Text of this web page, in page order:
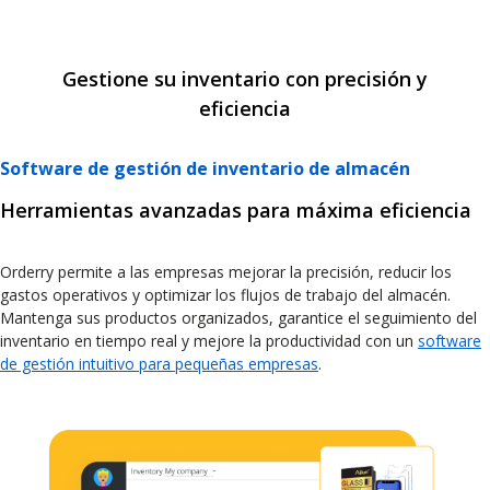
Gestione su inventario con precisión y
eficiencia
Software de gestión de inventario de almacén
Herramientas avanzadas para máxima eficiencia
Orderry permite a las empresas mejorar la precisión, reducir los
gastos operativos y optimizar los flujos de trabajo del almacén.
Mantenga sus productos organizados, garantice el seguimiento del
inventario en tiempo real y mejore la productividad con un software
de gestión intuitivo para pequeñas empresas.